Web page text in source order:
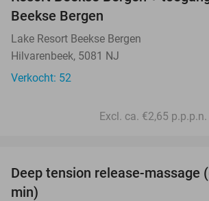
Beekse Bergen
Lake Resort Beekse Bergen
Hilvarenbeek, 5081 NJ
Verkocht: 52
Excl. ca. €2,65
Deep tension release-massage
min)